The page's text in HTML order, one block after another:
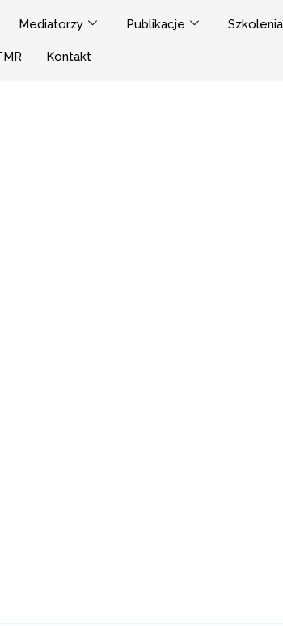
Mediatorzy Publikacje Szkolenia
Kontakt